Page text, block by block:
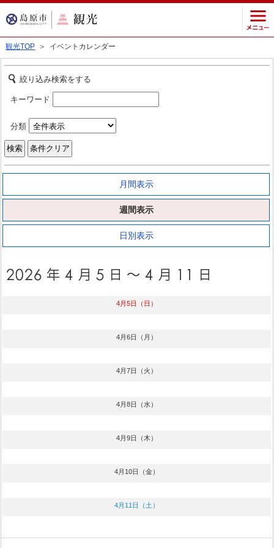
観光TOP ＞ イベントカレンダー
絞り込み検索をする
キーワード
分類
月間表示
週間表示
日別表示
4月5日（日）
4月6日（月）
4月7日（火）
4月8日（水）
4月9日（木）
4月10日（金）
4月11日（土）